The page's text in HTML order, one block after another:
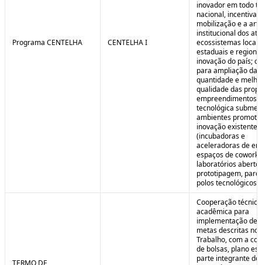
Programa CENTELHA CENTELHA I
inovador em todo
nacional,
mobilização e a
institucional dos
ecossistemas
estaduais e
inovação do país;
para ampliação da
quantidade e
qualidade das
empreendimentos
tecnológica
ambientes
inovação
(incubadoras e
aceleradoras de
espaços de
laboratórios
prototipagem,
polos tecnológicos
TERMO DE
Cooperação
acadêmica para
implementação de
metas descritas no
Trabalho, com a
de bolsas, plano
parte integrante do